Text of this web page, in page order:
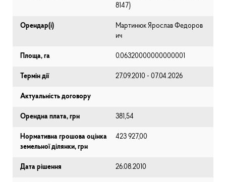
8147⁩)
Орендар(і)
Мартинюк Ярослав Федоров
ич
Площа, га 0.06320000000000001
Термін дії 27.09.2010 - 07.04.2026
Актуальність договору
Орендна плата, грн 381,54
Нормативна грошова оцінка
земельної ділянки, грн
423 927,00
Дата рішення 26.08.2010